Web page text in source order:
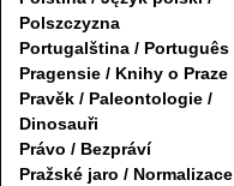
Polszczyzna
Portugalština / Português
Pragensie / Knihy o Praze
Pravěk / Paleontologie /
Dinosauři
Právo / Bezpráví
Pražské jaro / Normalizace